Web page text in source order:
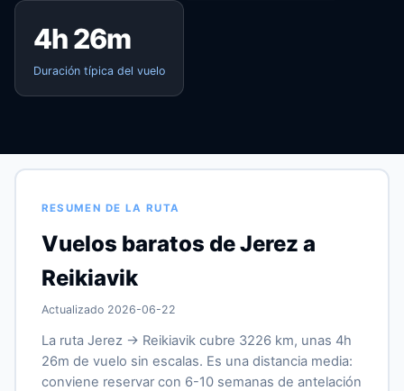
4h 26m
Duración típica del vuelo
RESUMEN DE LA RUTA
Vuelos baratos de Jerez a
Reikiavik
Actualizado 2026-06-22
La ruta Jerez → Reikiavik cubre 3226 km, unas 4h
26m de vuelo sin escalas. Es una distancia media:
conviene reservar con 6-10 semanas de antelación